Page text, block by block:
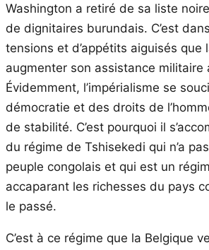
Washington a retiré de sa liste
de dignitaires burundais. C’est
tensions et d’appétits aiguisés que
augmenter son assistance militaire
Évidemment, l’impérialisme se
démocratie et des droits de
de stabilité. C’est pourquoi il
du régime de Tshisekedi qui n’a
peuple congolais et qui est un
accaparant les richesses du pays
le passé.
C’est à ce régime que la Belgique